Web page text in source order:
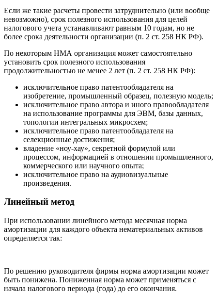
Если же такие расчеты провести затруднительно (или вообще
невозможно), срок полезного использования для целей
налогового учета устанавливают равным 10 годам, но не
более срока деятельности организации (п. 2 ст. 258 НК РФ).
По некоторым НМА организация может самостоятельно
установить срок полезного использования
продолжительностью не менее 2 лет (п. 2 ст. 258 НК РФ):
исключительное право патентообладателя на
изобретение, промышленный образец, полезную модель;
исключительное право автора и иного правообладателя
на использование программы для ЭВМ, базы данных,
топологии интегральных микросхем;
исключительное право патентообладателя на
селекционные достижения;
владение «ноу-хау», секретной формулой или
процессом, информацией в отношении промышленного,
коммерческого или научного опыта;
исключительное право на аудиовизуальные
произведения.
Линейный метод
При использовании линейного метода месячная норма
амортизации для каждого объекта нематериальных активов
определяется так:
По решению руководителя фирмы норма амортизации может
быть понижена. Пониженная норма может применяться с
начала налогового периода (года) до его окончания.